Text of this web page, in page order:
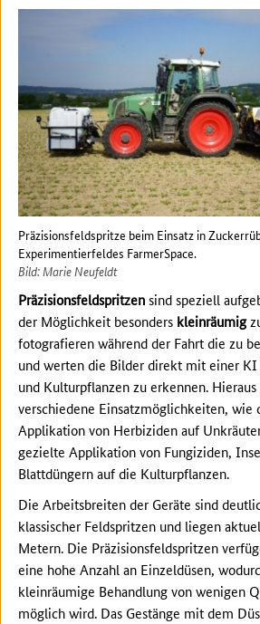
Präzisionsfeldspritze beim Einsatz in
Experimentierfeldes FarmerSpace.
Bild: Marie Neufeldt
Präzisionsfeldspritzensind speziell
der Möglichkeit besonders kleinräumig
fotografieren während der Fahrt die zu
und werten die Bilder direkt mit einer KI
und Kulturpflanzen zu erkennen.
verschiedene Einsatzmöglichkeiten, wie
Applikation von Herbiziden auf
gezielte Applikation von Fungiziden,
Blattdüngern auf die Kulturpflanzen.
Die Arbeitsbreiten der Geräte sind
klassischer Feldspritzen und liegen
Metern. Die Präzisionsfeldspritzen
eine hohe Anzahl an Einzeldüsen,
kleinräumige Behandlung von wenigen
möglich wird. Das Gestänge mit dem